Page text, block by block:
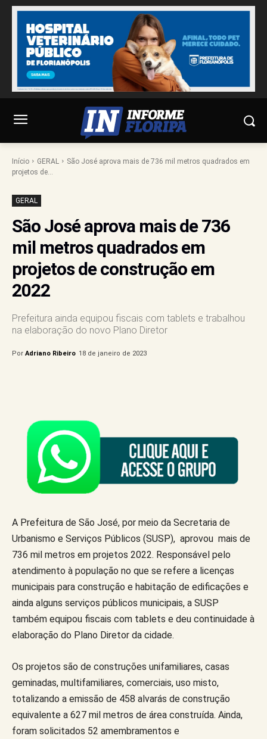
Início GERAL
São José aprova mais de 736 mil metros quadrados em
projetos de...
GERAL
São José aprova mais de 736
mil metros quadrados em
projetos de construção em
2022
Prefeitura ainda equipou fiscais com tablets e trabalhou
na elaboração do novo Plano Diretor
Por Adriano Ribeiro 18 de janeiro de 2023
A Prefeitura de São José, por meio da Secretaria de
Urbanismo e Serviços Públicos (SUSP), aprovou mais de
736 mil metros em projetos 2022. Responsável pelo
atendimento à população no que se refere a licenças
municipais para construção e habitação de edificações e
ainda alguns serviços públicos municipais, a SUSP
também equipou fiscais com tablets e deu continuidade à
elaboração do Plano Diretor da cidade.
Os projetos são de construções unifamiliares, casas
geminadas, multifamiliares, comerciais, uso misto,
totalizando a emissão de 458 alvarás de construção
equivalente a 627 mil metros de área construída. Ainda,
foram solicitados 52 amembramentos e